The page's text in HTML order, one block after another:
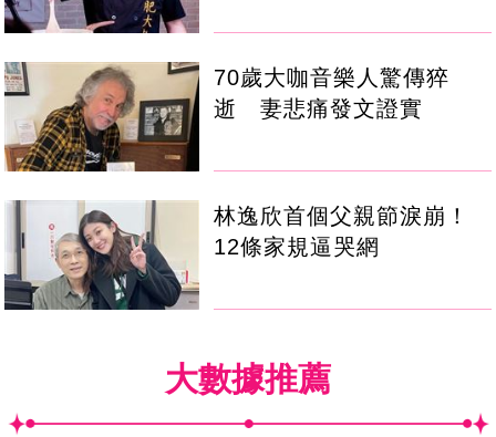
70歲大咖音樂人驚傳猝
逝 妻悲痛發文證實
林逸欣首個父親節淚崩！
12條家規逼哭網
大數據推薦